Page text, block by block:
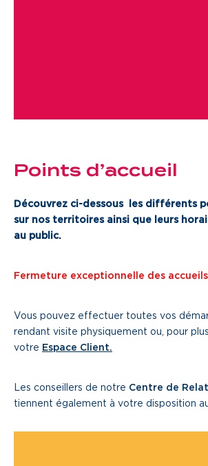
Points d’accueil
Découvrez ci-dessous les différents
sur nos territoires ainsi que leurs
au public.
Fermeture exceptionnelle des accueils
Vous pouvez effectuer toutes vos
rendant visite physiquement ou, pour
votre Espace Client.
Les conseillers de notre Centre de
tiennent également à votre disposition